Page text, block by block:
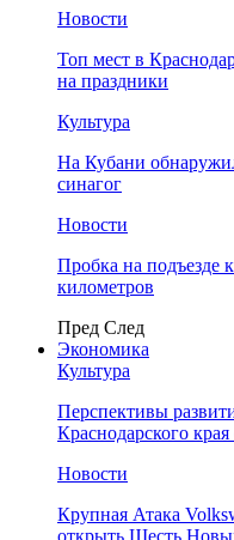
Новости
Топ мест в
на праздники
Культура
На Кубани
синагог
Новости
Пробка на подъезде
километров
Пред След
Экономика
Культура
Перспективы
Краснодарского
Новости
Крупная Атака
открыть Шесть